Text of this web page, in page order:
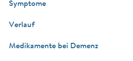
Symptome
Verlauf
Medikamente bei Demenz